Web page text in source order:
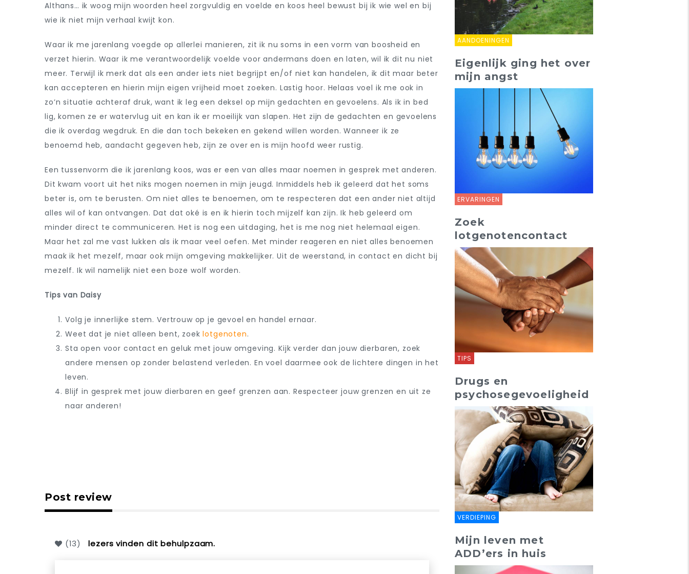
Althans… ik woog mijn woorden heel zorgvuldig en voelde en koos heel bewust bij ik wie wel en bij
wie ik niet mijn verhaal kwijt kon.
Waar ik me jarenlang voegde op allerlei manieren, zit ik nu soms in een vorm van boosheid en
verzet hierin. Waar ik me verantwoordelijk voelde voor andermans doen en laten, wil ik dit nu niet
meer. Terwijl ik merk dat als een ander iets niet begrijpt en/of niet kan handelen, ik dit maar beter
kan accepteren en hierin mijn eigen vrijheid moet zoeken. Lastig hoor. Helaas voel ik me ook in
zo’n situatie achteraf druk, want ik leg een deksel op mijn gedachten en gevoelens. Als ik in bed
lig, komen ze er watervlug uit en kan ik er moeilijk van slapen. Het zijn de gedachten en gevoelens
die ik overdag wegdruk. En die dan toch bekeken en gekend willen worden. Wanneer ik ze
benoemd heb, aandacht gegeven heb, zijn ze over en is mijn hoofd weer rustig.
Een tussenvorm die ik jarenlang koos, was er een van alles maar noemen in gesprek met anderen.
Dit kwam voort uit het niks mogen noemen in mijn jeugd. Inmiddels heb ik geleerd dat het soms
beter is, om te berusten. Om niet alles te benoemen, om te respecteren dat een ander niet altijd
alles wil of kan ontvangen. Dat dat oké is en ik hierin toch mijzelf kan zijn. Ik heb geleerd om
minder direct te communiceren. Het is nog een uitdaging, het is me nog niet helemaal eigen.
Maar het zal me vast lukken als ik maar veel oefen. Met minder reageren en niet alles benoemen
maak ik het mezelf, maar ook mijn omgeving makkelijker. Uit de weerstand, in contact en dicht bij
mezelf. Ik wil namelijk niet een boze wolf worden.
Tips van Daisy
Volg je innerlijke stem. Vertrouw op je gevoel en handel ernaar.
Weet dat je niet alleen bent, zoeklotgenoten.
Sta open voor contact en geluk met jouw omgeving. Kijk verder dan jouw dierbaren, zoek
andere mensen op zonder belastend verleden. En voel daarmee ook de lichtere dingen in het
leven.
Blijf in gesprek met jouw dierbaren en geef grenzen aan. Respecteer jouw grenzen en uit ze
naar anderen!
Post review
(13) lezers vinden dit behulpzaam.
AANDOENINGEN
ERVARINGEN
Eigenlijk ging het over
mijn angst
TIPS
Zoek
lotgenotencontact
VERDIEPING
Drugs en
psychosegevoeligheid
Mijn leven met
ADD’ers in huis